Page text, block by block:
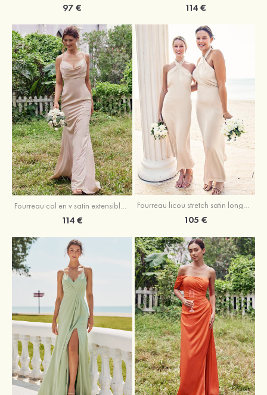
97 € 114 €
Fourreau col en v satin extensible ras du sol robe de demoiselle d'honneur
114 €
Fourreau licou stretch satin longueur cheville robe de demoiselle d'honneur
105 €